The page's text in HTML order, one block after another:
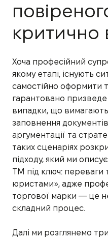
критично
Хоча професійний
якому етапі, існують
самостійно оформити
гарантовано призведе
випадки, що
заповнення
аргументації та
таких сценаріях
підходу, який ми
ТМ під ключ: переваги
юристами», адже
торгової марки — це
складний процес.
Далі ми розглянемо